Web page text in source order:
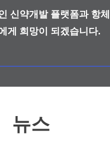
AM109
신약개발 플랫폼과 항
게 희망이 되겠습니다.
뉴스